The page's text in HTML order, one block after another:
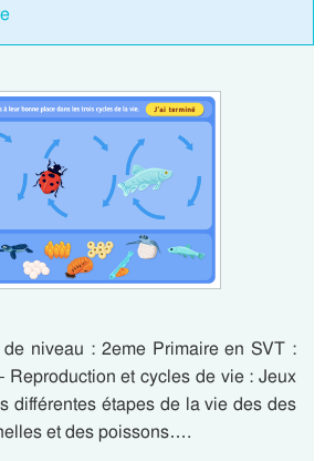
niveau : 2eme Primaire en SVT :
Reproduction et cycles de vie : Jeux
différentes étapes de la vie des des
et des poissons….